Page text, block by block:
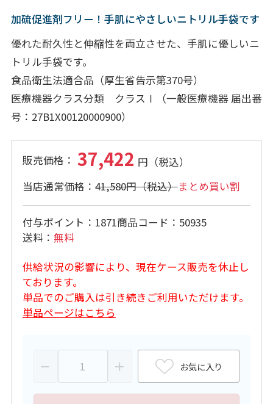
加硫促進剤フリー！手肌にやさしいニトリル手袋です
優れた耐久性と伸縮性を両立させた、手肌に優しいニ
トリル手袋です。
食品衛生法適合品（厚生省告示第370号）
医療機器クラス分類 クラスⅠ（一般医療機器 届出番
号：27B1X00120000900）
37,422
41,580円 まとめ買い割
付与ポイント 1871商品コード
50935
送料
無料
供給状況の影響により、現在ケース販売を休止し
ております。
単品でのご購入は引き続きご利用いただけます。
単品ページはこちら
お気に入り